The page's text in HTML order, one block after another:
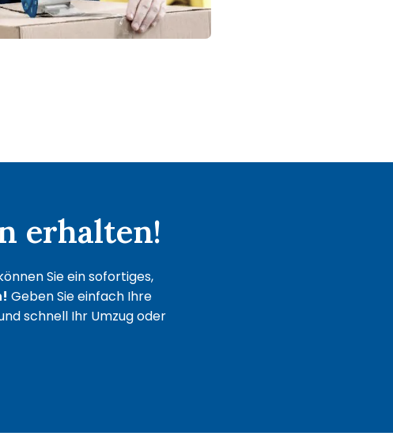
erhalten!
Sie ein sofortiges,
Geben Sie einfach Ihre
schnell Ihr Umzug oder